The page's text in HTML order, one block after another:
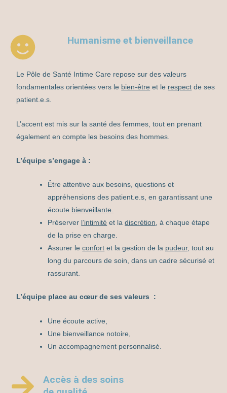
Humanisme et bienveillance
Le Pôle de Santé Intime Care repose sur des valeurs
fondamentales orientées vers le bien-être et le respect de ses
patient.e.s.
L’accent est mis sur la santé des femmes, tout en prenant
également en compte les besoins des hommes.
L’équipe s’engage à :
Être attentive aux besoins, questions et
appréhensions des patient.e.s, en garantissant une
écoute bienveillante.
Préserver l’intimité et ladiscrétion, à chaque étape
de la prise en charge.
Assurer leconfort et la gestion de la pudeur, tout au
long du parcours de soin, dans un cadre sécurisé et
rassurant.
L’équipe place au cœur de ses valeurs :
Une écoute active,
Une bienveillance notoire,
Un accompagnement personnalisé.
Accès à des soins